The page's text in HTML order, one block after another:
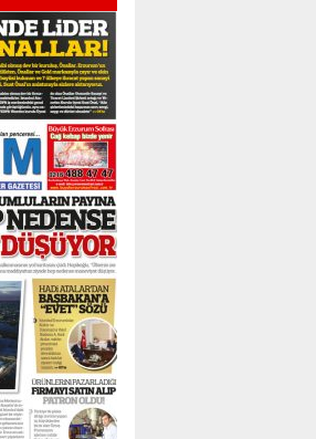
ERKON’da
taşırken,
aşağı
şehir, bir
kimin
Salı
Yılmaz
BİR ÖMÜR
“NEDEN
Salı
YAZICI
bir
idi…
Perşembe